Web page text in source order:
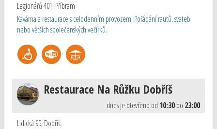
Legionářů 401,Příbram
Kavárna a restaurace s celodenním provozem. Pořádání rautů, svateb
nebo větších společenských večírků.
Restaurace Na Růžku Dobříš
dnes je otevřeno od 10:30do 23:00
Lidická 95,Dobříš